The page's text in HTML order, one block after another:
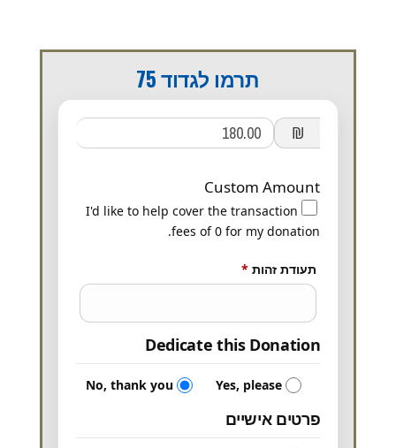
תרמו לגדוד 75
₪
Custom Amount
I'd like to help cover the transaction
fees of 0 for my donation.
תעודת זהות *נדרש
Dedicate this Donation
Yes, please
No, thank you
פרטים אישיים